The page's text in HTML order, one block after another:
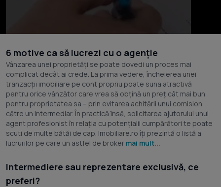
6 motive ca să lucrezi cu o agenție
Vânzarea unei proprietăți se poate dovedi un proces mai
complicat decât ai crede. La prima vedere, încheierea unei
tranzacții imobiliare pe cont propriu poate suna atractivă
pentru orice vânzător care vrea să obțină un preț cât mai bun
pentru proprietatea sa – prin evitarea achitării unui comision
către un intermediar. În practică însă, solicitarea ajutorului unui
agent profesionist în relația cu potențialii cumpărători te poate
scuti de multe bătăi de cap. Imobiliare.ro îți prezintă o listă a
lucrurilor pe care un astfel de broker mai mult...
Intermediere sau reprezentare exclusivă, ce
preferi?